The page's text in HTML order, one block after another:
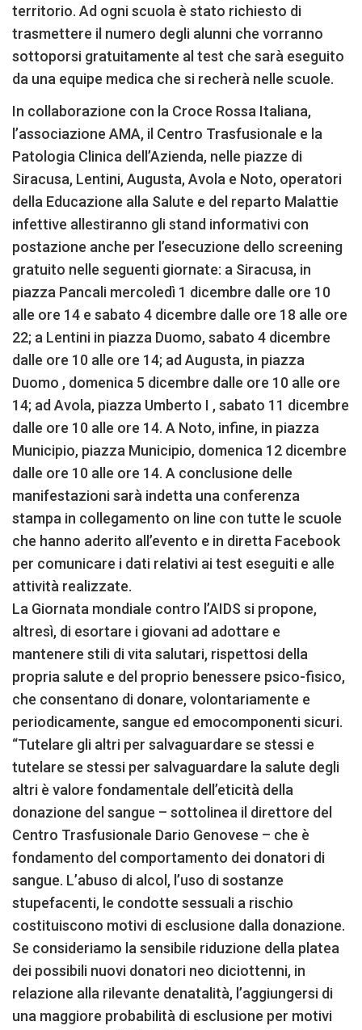
territorio. Ad ogni scuola è stato richiesto di
trasmettere il numero degli alunni che vorranno
sottoporsi gratuitamente al test che sarà eseguito
da una equipe medica che si recherà nelle scuole.
In collaborazione con la Croce Rossa Italiana,
l’associazione AMA, il Centro Trasfusionale e la
Patologia Clinica dell’Azienda, nelle piazze di
Siracusa, Lentini, Augusta, Avola e Noto, operatori
della Educazione alla Salute e del reparto Malattie
infettive allestiranno gli stand informativi con
postazione anche per l’esecuzione dello screening
gratuito nelle seguenti giornate: a Siracusa, in
piazza Pancali mercoledì 1 dicembre dalle ore 10
alle ore 14 e sabato 4 dicembre dalle ore 18 alle ore
22; a Lentini in piazza Duomo, sabato 4 dicembre
dalle ore 10 alle ore 14; ad Augusta, in piazza
Duomo , domenica 5 dicembre dalle ore 10 alle ore
14; ad Avola, piazza Umberto I , sabato 11 dicembre
dalle ore 10 alle ore 14. A Noto, infine, in piazza
Municipio, piazza Municipio, domenica 12 dicembre
dalle ore 10 alle ore 14. A conclusione delle
manifestazioni sarà indetta una conferenza
stampa in collegamento on line con tutte le scuole
che hanno aderito all’evento e in diretta Facebook
per comunicare i dati relativi ai test eseguiti e alle
attività realizzate.
La Giornata mondiale contro l’AIDS si propone,
altresì, di esortare i giovani ad adottare e
mantenere stili di vita salutari, rispettosi della
propria salute e del proprio benessere psico-fisico,
che consentano di donare, volontariamente e
periodicamente, sangue ed emocomponenti sicuri.
“Tutelare gli altri per salvaguardare se stessi e
tutelare se stessi per salvaguardare la salute degli
altri è valore fondamentale dell’eticità della
donazione del sangue – sottolinea il direttore del
Centro Trasfusionale Dario Genovese – che è
fondamento del comportamento dei donatori di
sangue. L’abuso di alcol, l’uso di sostanze
stupefacenti, le condotte sessuali a rischio
costituiscono motivi di esclusione dalla donazione.
Se consideriamo la sensibile riduzione della platea
dei possibili nuovi donatori neo diciottenni, in
relazione alla rilevante denatalità, l’aggiungersi di
una maggiore probabilità di esclusione per motivi